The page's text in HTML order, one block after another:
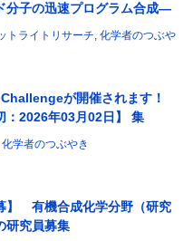
分子の迅速プログラム合成―
トライトリサーチ, 化学者のつぶや
が開催されます！
：2026年03月02日】 集
”の合成化学者！！
化学者のつぶやき
】 有機合成化学分野（研究
研究員募集